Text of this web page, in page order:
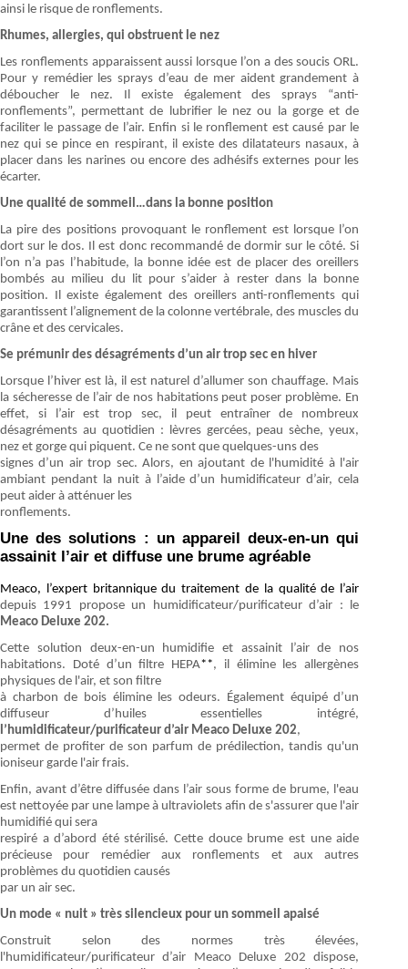
ainsi le risque de ronflements.
Rhumes, allergies, qui obstruent le nez
Les ronflements apparaissent aussi lorsque l’on a des soucis ORL.
Pour y remédier les sprays d’eau de mer aident grandement à
déboucher le nez. Il existe également des sprays “anti-
ronflements”, permettant de lubrifier le nez ou la gorge et de
faciliter le passage de l’air. Enfin si le ronflement est causé par le
nez qui se pince en respirant, il existe des dilatateurs nasaux, à
placer dans les narines ou encore des adhésifs externes pour les
écarter.
Une qualité de sommeil…dans la bonne position
La pire des positions provoquant le ronflement est lorsque l’on
dort sur le dos. Il est donc recommandé de dormir sur le côté. Si
l’on n’a pas l’habitude, la bonne idée est de placer des oreillers
bombés au milieu du lit pour s’aider à rester dans la bonne
position. Il existe également des oreillers anti-ronflements qui
garantissent l’alignement de la colonne vertébrale, des muscles du
crâne et des cervicales.
Se prémunir des désagréments d’un air trop sec en hiver
Lorsque l’hiver est là, il est naturel d’allumer son chauffage. Mais
la sécheresse de l’air de nos habitations peut poser problème. En
effet, si l’air est trop sec, il peut entraîner de nombreux
désagréments au quotidien : lèvres gercées, peau sèche, yeux,
nez et gorge qui piquent. Ce ne sont que quelques-uns des
signes d’un air trop sec. Alors, en ajoutant de l'humidité à l'air
ambiant pendant la nuit à l’aide d’un humidificateur d’air, cela
peut aider à atténuer les
ronflements.
Une des solutions : un appareil deux-en-un qui
assainit l’air et diffuse une brume agréable
Meaco, l’expert britannique du traitement de la qualité de l’air
depuis 1991 propose un
humidificateur/purificateur d’air : le
Meaco Deluxe 202.
Cette solution deux-en-un humidifie et assainit l’air de nos
habitations. Doté d’un filtre HEPA**, il élimine les allergènes
physiques de l'air, et son filtre
à charbon de bois élimine les odeurs. Également équipé d’un
diffuseur d’huiles essentielles intégré,
l’humidificateur/purificateur d’air Meaco Deluxe 202,
permet de profiter de son parfum de prédilection, tandis qu'un
ioniseur garde l'air frais.
Enfin, avant d’être diffusée dans l’air sous forme de brume, l'eau
est nettoyée par une lampe à ultraviolets afin de s'assurer que l'air
humidifié qui sera
respiré a d’abord été stérilisé. Cette douce brume est une aide
précieuse pour remédier aux ronflements et aux autres
problèmes du quotidien causés
par un air sec.
Un mode « nuit » très silencieux pour un sommeil apaisé
Construit selon des normes très élevées,
l'humidificateur/purificateur d’air Meaco Deluxe 202 dispose,